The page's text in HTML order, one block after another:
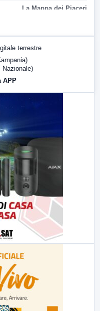
La Mappa dei Piaceri
terrestre
Nazionale)
APP